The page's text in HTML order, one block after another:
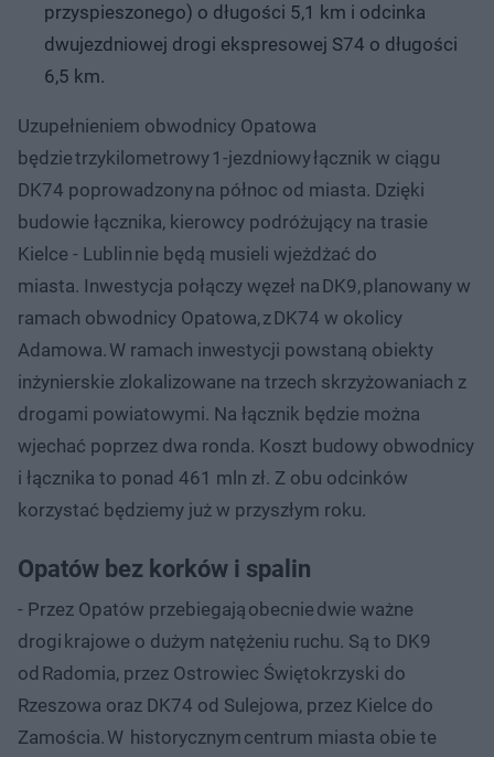
przyspieszonego) o długości 5,1 km i odcinka
dwujezdniowej drogi ekspresowej S74 o długości
6,5 km.
Uzupełnieniem obwodnicy Opatowa
będzie trzykilometrowy 1-jezdniowy łącznik w ciągu
DK74 poprowadzony na północ od miasta. Dzięki
budowie łącznika, kierowcy podróżujący na trasie
Kielce - Lublin nie będą musieli wjeżdżać do
miasta. Inwestycja połączy węzeł na DK9, planowany w
ramach obwodnicy Opatowa, z DK74 w okolicy
Adamowa. W ramach inwestycji powstaną obiekty
inżynierskie zlokalizowane na trzech skrzyżowaniach z
drogami powiatowymi. Na łącznik będzie można
wjechać poprzez dwa ronda. Koszt budowy obwodnicy
i łącznika to ponad 461 mln zł. Z obu odcinków
korzystać będziemy już w przyszłym roku.
Opatów bez korków i spalin
- Przez Opatów przebiegają obecnie dwie ważne
drogi krajowe o dużym natężeniu ruchu. Są to DK9
od Radomia, przez Ostrowiec Świętokrzyski do
Rzeszowa oraz DK74 od Sulejowa, przez Kielce do
Zamościa. W historycznym centrum miasta obie te